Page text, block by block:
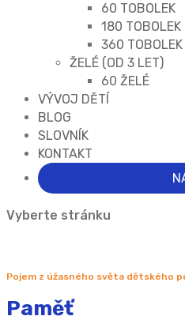
60 TOBOLEK
180 TOBOLEK
360 TOBOLEK
ŽELÉ (OD 3 LET)
60 ŽELÉ
VÝVOJ DĚTÍ
BLOG
SLOVNÍK
KONTAKT
Vyberte stránku
Pojem z úžasného světa dětského
Paměť